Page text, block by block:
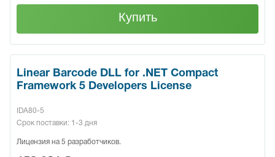
Купить
Linear Barcode DLL for .NET Compact
Framework 5 Developers License
IDA80-5
Срок поставки: 1-3 дня
Лицензия на 5 разработчиков.